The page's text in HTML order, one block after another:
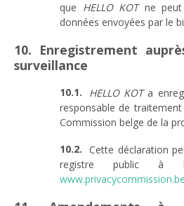
que HELLO KOTne peut
données envoyées par le
10. Enregistrement
surveillance
HELLO KOTa
responsable de
Commission belge de la
Cette déclaration
registre public à
www.privacycommission.be